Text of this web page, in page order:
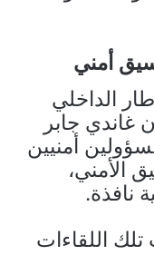
أمني
الداخلي
غاندي جابر
أمنيين
الأمني،
نافذة.
اللقاءات